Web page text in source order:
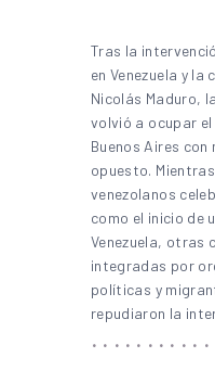
Tras la
en Venezuela y
Nicolás Maduro,
volvió a ocupar
Buenos Aires
opuesto.
venezolanos
como el inicio de
Venezuela, otras
integradas por
políticas y
repudiaron la